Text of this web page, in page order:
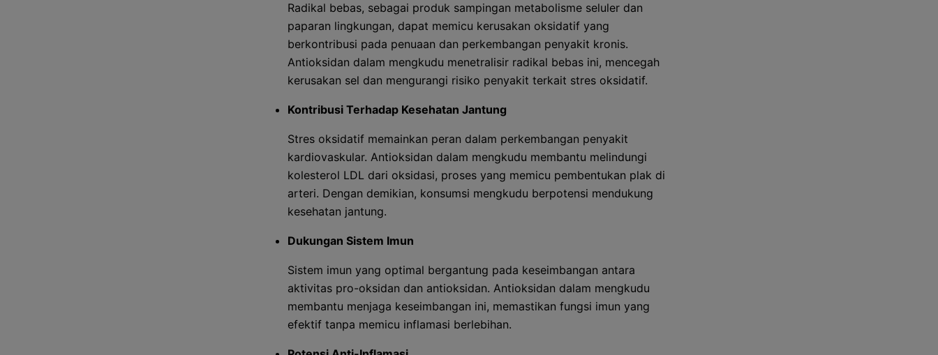
Radikal bebas, sebagai produk sampingan metabolisme seluler dan
paparan lingkungan, dapat memicu kerusakan oksidatif yang
berkontribusi pada penuaan dan perkembangan penyakit kronis.
Antioksidan dalam mengkudu menetralisir radikal bebas ini, mencegah
kerusakan sel dan mengurangi risiko penyakit terkait stres oksidatif.
Kontribusi Terhadap Kesehatan Jantung
Stres oksidatif memainkan peran dalam perkembangan penyakit
kardiovaskular. Antioksidan dalam mengkudu membantu melindungi
kolesterol LDL dari oksidasi, proses yang memicu pembentukan plak di
arteri. Dengan demikian, konsumsi mengkudu berpotensi mendukung
kesehatan jantung.
Dukungan Sistem Imun
Sistem imun yang optimal bergantung pada keseimbangan antara
aktivitas pro-oksidan dan antioksidan. Antioksidan dalam mengkudu
membantu menjaga keseimbangan ini, memastikan fungsi imun yang
efektif tanpa memicu inflamasi berlebihan.